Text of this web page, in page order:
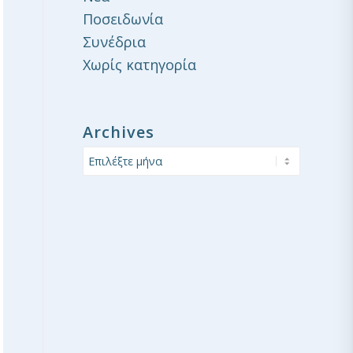
Ποσειδωνία
Συνέδρια
Χωρίς κατηγορία
Archives